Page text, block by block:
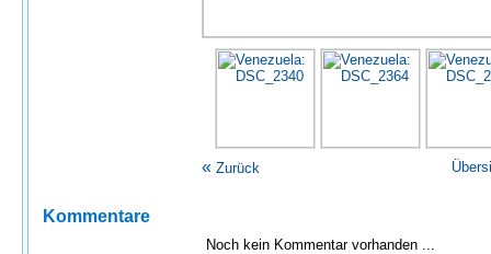
« Zurück
Kommentare
Noch kein Kommentar vorhanden ...